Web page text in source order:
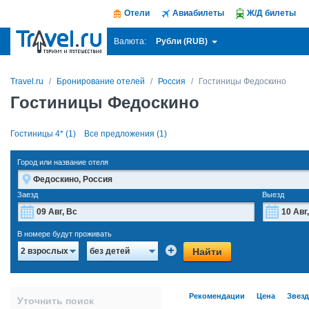
Отели Авиабилеты Ж/Д билеты
Валюта: Рубли (RUB)
Travel.ru Бронирование отелей Россия Гостиницы Федоскино
Гостиницы Федоскино
Гостиницы 4* (1) Все предложения (1)
Город или название отеля
Заезд
Пн Вт Ср Чт Пт Сб Вс
27 28 29 30 1 2
Выезд
В номере будут проживать
2 взрослых без детей Найти
Уточнить поиск Рекомендации Цена